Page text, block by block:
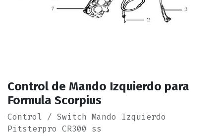
Control de Mando Izquierdo para
Formula Scorpius
Control / Switch Mando Izquierdo
Pitsterpro CR300 ss